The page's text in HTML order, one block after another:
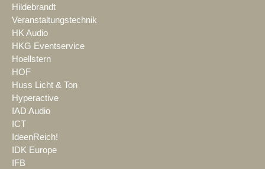
Hildebrandt
Veranstaltungstechnik
HK Audio
HKG Eventservice
Hoellstern
HOF
Huss Licht & Ton
Hyperactive
IAD Audio
ICT
IdeenReich!
IDK Europe
IFB